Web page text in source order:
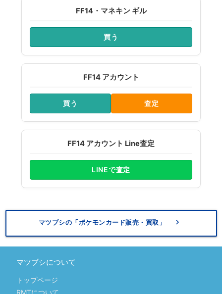
FF14・マネキン ギル
買う
FF14 アカウント
買う 査定
FF14 アカウント Line査定
LINEで査定
マツブシの「ポケモンカード販売・買取」 keyboard_arrow_right
マツブシについて
トップページ